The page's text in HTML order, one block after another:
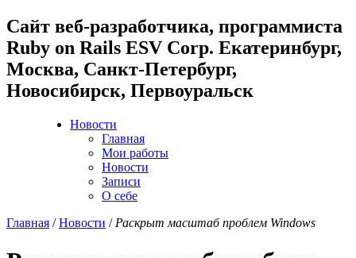
Cайт веб-разработчика, программиста
Ruby on Rails ESV Corp. Екатеринбург,
Москва, Санкт-Петербург,
Новосибирск, Первоуральск
Новости
Главная
Мои работы
Новости
Записи
О себе
Главная /Новости / Раскрыт масштаб проблем Windows